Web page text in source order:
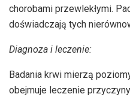
chorobami przewlekłymi.
doświadczają tych
Diagnoza i leczenie:
Badania krwi mierzą
obejmuje leczenie